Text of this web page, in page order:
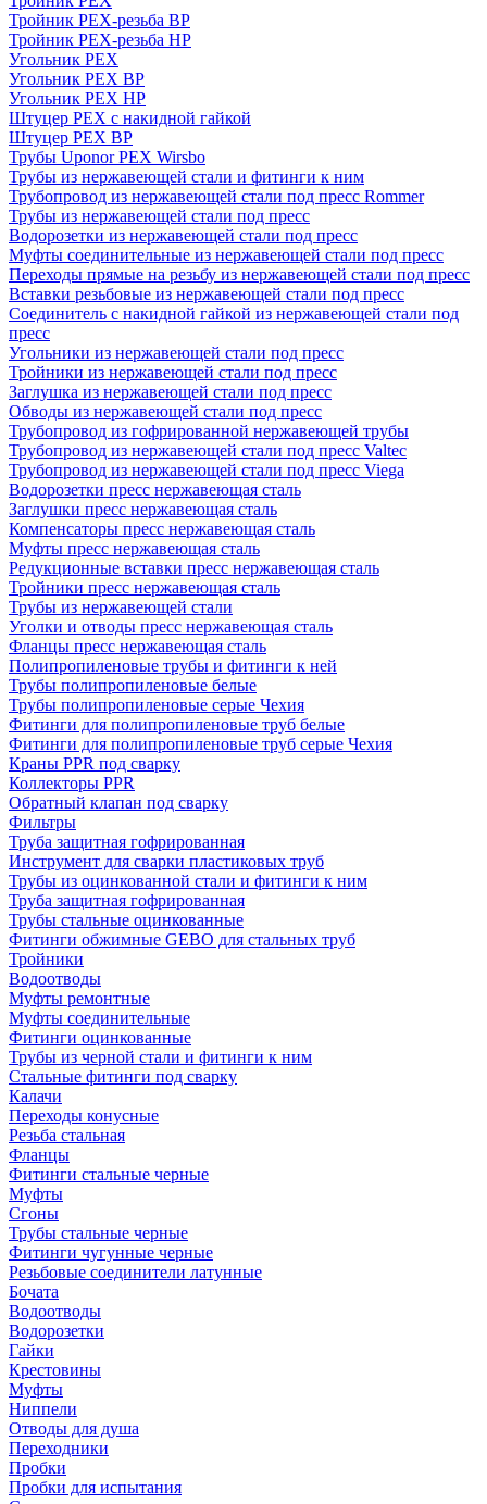
Тройник PEX-резьба ВР
Тройник PEX-резьба НР
Угольник PEX
Угольник PEX ВР
Угольник PEX НР
Штуцер PEX c накидной гайкой
Штуцер PEX ВР
Трубы Uponor PEX Wirsbo
Трубы из нержавеющей стали и фитинги к ним
Трубопровод из нержавеющей стали под пресс Rommer
Трубы из нержавеющей стали под пресс
Водорозетки из нержавеющей стали под пресс
Муфты соединительные из нержавеющей стали под пресс
Переходы прямые на резьбу из нержавеющей стали под пресс
Вставки резьбовые из нержавеющей стали под пресс
Соединитель с накидной гайкой из нержавеющей стали под
пресс
Угольники из нержавеющей стали под пресс
Тройники из нержавеющей стали под пресс
Заглушка из нержавеющей стали под пресс
Обводы из нержавеющей стали под пресс
Трубопровод из гофрированной нержавеющей трубы
Трубопровод из нержавеющей стали под пресс Valtec
Трубопровод из нержавеющей стали под пресс Viega
Водорозетки пресс нержавеющая сталь
Заглушки пресс нержавеющая сталь
Компенсаторы пресс нержавеющая сталь
Муфты пресс нержавеющая сталь
Редукционные вставки пресс нержавеющая сталь
Тройники пресс нержавеющая сталь
Трубы из нержавеющей стали
Уголки и отводы пресс нержавеющая сталь
Фланцы пресс нержавеющая сталь
Полипропиленовые трубы и фитинги к ней
Трубы полипропиленовые белые
Трубы полипропиленовые серые Чехия
Фитинги для полипропиленовые труб белые
Фитинги для полипропиленовые труб серые Чехия
Краны PPR под сварку
Коллекторы PPR
Обратный клапан под сварку
Фильтры
Труба защитная гофрированная
Инструмент для сварки пластиковых труб
Трубы из оцинкованной стали и фитинги к ним
Труба защитная гофрированная
Трубы стальные оцинкованные
Фитинги обжимные GEBO для стальных труб
Тройники
Водоотводы
Муфты ремонтные
Муфты соединительные
Фитинги оцинкованные
Трубы из черной стали и фитинги к ним
Стальные фитинги под сварку
Калачи
Переходы конусные
Резьба стальная
Фланцы
Фитинги стальные черные
Муфты
Сгоны
Трубы стальные черные
Фитинги чугунные черные
Резьбовые соединители латунные
Бочата
Водоотводы
Водорозетки
Гайки
Крестовины
Муфты
Ниппели
Отводы для душа
Переходники
Пробки
Пробки для испытания